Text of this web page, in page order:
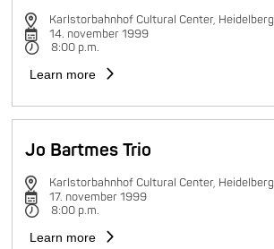
Karlstorbahnhof Cultural Center, Heidelberg
14. november 1999
8:00 p.m.
Learn more
Jo Bartmes Trio
Karlstorbahnhof Cultural Center, Heidelberg
17. november 1999
8:00 p.m.
Learn more